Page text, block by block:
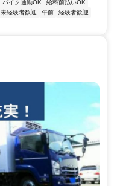
バイク通勤OK
給料前払いOK
未経験者歓迎 午前
経験者歓迎